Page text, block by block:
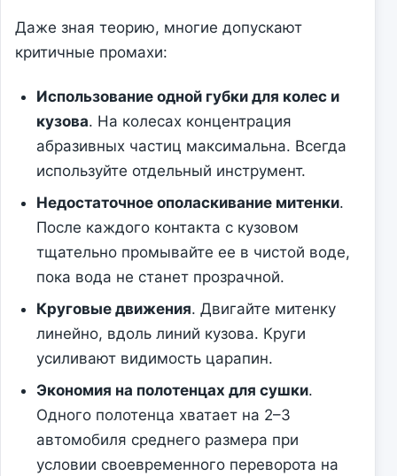
Даже зная теорию, многие допускают
критичные промахи:
Использование одной губки для колес и
кузова. На колесах концентрация
абразивных частиц максимальна. Всегда
используйте отдельный инструмент.
Недостаточное ополаскивание митенки.
После каждого контакта с кузовом
тщательно промывайте ее в чистой воде,
пока вода не станет прозрачной.
Круговые движения. Двигайте митенку
линейно, вдоль линий кузова. Круги
усиливают видимость царапин.
Экономия на полотенцах для сушки.
Одного полотенца хватает на 2–3
автомобиля среднего размера при
условии своевременного переворота на